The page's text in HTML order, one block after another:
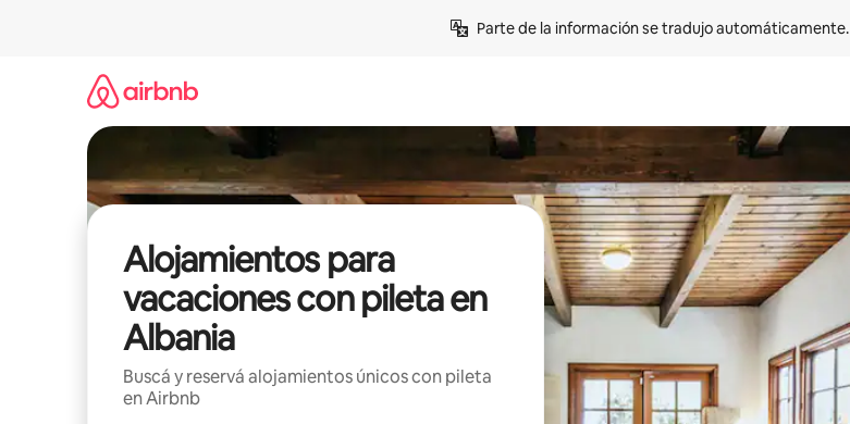
Parte de la información se tradujo automáticamente.
Alojamientos para
vacaciones con pileta en
Albania
Buscá y reservá alojamientos únicos con pileta
en Airbnb